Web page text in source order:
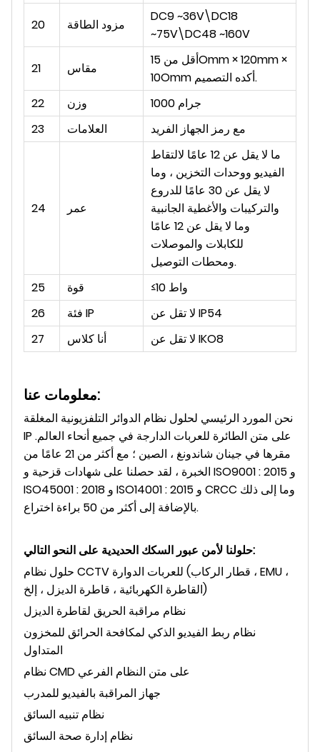
20 مزود الطاقة
DC9 ~36V\DC18
~75V\DC48 ~160V
21 مقاس
أقل من 15Omm × 120mm ×
10Omm أكده التصميم.
22
وزن
1000 جرام
23
العلامات مع رمز الجهاز الفريد
24 عمر
ما لا يقل عن 12 عامًا لالتقاط
الفيديو ووحدات التخزين ، وما
لا يقل عن 30 عامًا للدروع
والتركيبات والأغطية الجانبية
وما لا يقل عن 12 عامًا
للكابلات والموصلات
ومحطات التوصيل.
25
قوة
≤10 واط
26
فئة IP
لا تقل عن IP54
27
أنا كلاس لا تقل عن IKO8
معلومات عنا:
نحن المورد الرئيسي لحلول نظام الدوائر التلفزيونية المغلقة
IP على متن الطائرة للعربات الدارجة في جميع أنحاء العالم.
مقرها في جينان شاندونغ ، الصين ؛ مع أكثر من 21 عامًا من
الخبرة ، لقد حصلنا على شهادات قزحية و ISO9001 : 2015 و
ISO45001 : 2018 و ISO14001 : 2015 و CRCC وما إلى ذلك
بالإضافة إلى أكثر من 50 براءة اختراع.
حلولنا لأمن عبور السكك الحديدية على النحو التالي:
حلول نظام CCTV للعربات الدوارة (قطار الركاب ، EMU ،
القاطرة الكهربائية ، قاطرة الديزل ، إلخ)
نظام مراقبة الحريق لقاطرة الديزل
نظام ربط الفيديو الذكي لمكافحة الحرائق للمخزون
المتداول
نظام CMD على متن النظام الفرعي
جهاز المراقبة بالفيديو للمدرب
نظام تنبيه السائق
نظام إدارة صحة السائق